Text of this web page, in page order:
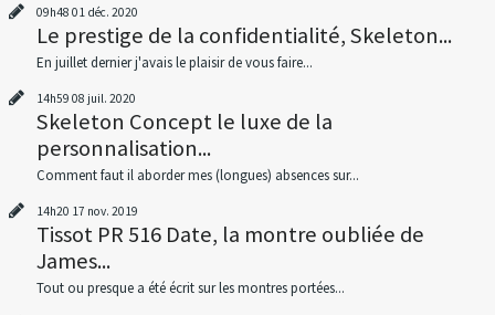
09h48 01 déc. 2020
Le prestige de la confidentialité, Skeleton...
En juillet dernier j'avais le plaisir de vous faire...
14h59 08 juil. 2020
Skeleton Concept le luxe de la
personnalisation...
Comment faut il aborder mes (longues) absences sur...
14h20 17 nov. 2019
Tissot PR 516 Date, la montre oubliée de
James...
Tout ou presque a été écrit sur les montres portées...